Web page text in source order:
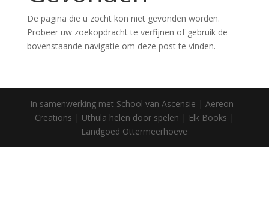
De pagina die u zocht kon niet gevonden worden.
Probeer uw zoekopdracht te verfijnen of gebruik de
bovenstaande navigatie om deze post te vinden.
In samenwerking met School van Ascensie | Aereon -
Creations | Uthula helen door spelen | Elk Books |
Landgoed Ottermeerhoeve